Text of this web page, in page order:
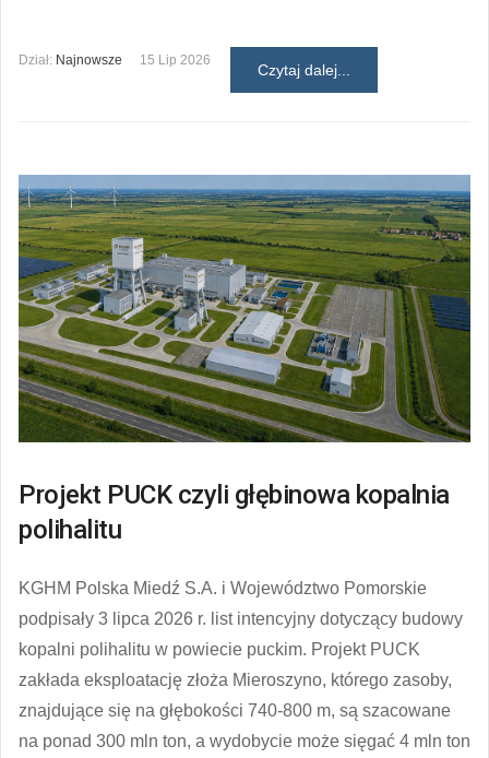
Dział: Najnowsze 15 Lip 2026
Czytaj dalej...
Projekt PUCK czyli głębinowa kopalnia
polihalitu
KGHM Polska Miedź S.A. i Województwo Pomorskie
podpisały 3 lipca 2026 r. list intencyjny dotyczący budowy
kopalni polihalitu w powiecie puckim. Projekt PUCK
zakłada eksploatację złoża Mieroszyno, którego zasoby,
znajdujące się na głębokości 740-800 m, są szacowane
na ponad 300 mln ton, a wydobycie może sięgać 4 mln ton